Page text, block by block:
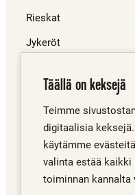
Rieskat
Jykeröt
Uutuustuotteet
Kausituotteet
Putaan Pulla Oy
Leipomo ja
Täällä on keksejä
Teimme
digitaalisia
käytämme
valinta estää
toiminnan